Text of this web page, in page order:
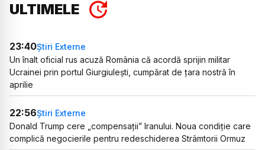
ULTIMELE
23:40Știri Externe
Un înalt oficial rus acuză România că acordă sprijin militar
Ucrainei prin portul Giurgiulești, cumpărat de țara nostră în
aprilie
22:56Știri Externe
Donald Trump cere „compensații” Iranului. Noua condiție care
complică negocierile pentru redeschiderea Strâmtorii Ormuz